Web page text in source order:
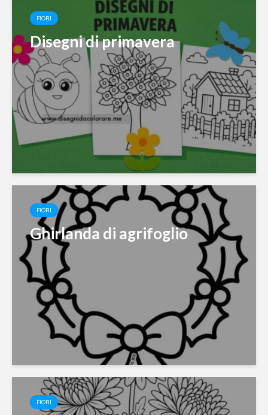
FIORI
Disegni di primavera
FIORI
Ghirlanda di agrifoglio
FIORI